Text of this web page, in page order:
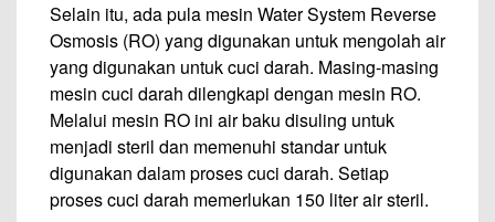
Selain itu, ada pula mesin Water System Reverse
Osmosis (RO) yang digunakan untuk mengolah air
yang digunakan untuk cuci darah. Masing-masing
mesin cuci darah dilengkapi dengan mesin RO.
Melalui mesin RO ini air baku disuling untuk
menjadi steril dan memenuhi standar untuk
digunakan dalam proses cuci darah. Setiap
proses cuci darah memerlukan 150 liter air steril.